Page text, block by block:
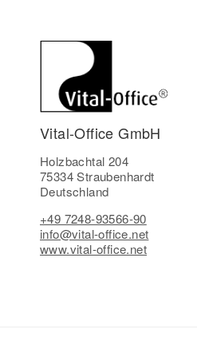
Vital-Office GmbH
Holzbachtal 204
75334 Straubenhardt
Deutschland
+49 7248-93566-90
info@vital-office.net
www.vital-office.net